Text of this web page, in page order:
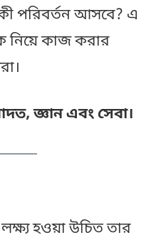
পরিবর্তন আসবে? এ
নিয়ে কাজ করার
জ্ঞান এবং সেবা।
হওয়া উচিত তার